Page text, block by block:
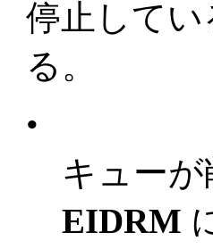
停止してい
る。
•
キュー
EIDRM